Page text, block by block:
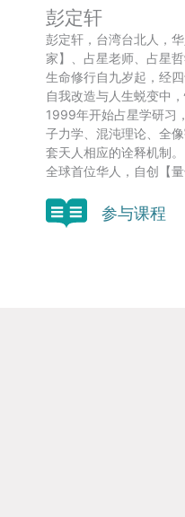
彭定轩
彭定轩，台湾台北人，
家】、占星老师、占星哲
生命修行自九岁起，经
自我改造与人生蜕变中
1999年开始占星学研习
子力学、混沌理论、全
套天人相应的诠释机制。
全球首位华人，自创【量
参与课程